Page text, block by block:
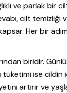
ve parlak bir cilt,
cilt temizliği
Her bir
biridir.
tüketimi ise
artırır ve